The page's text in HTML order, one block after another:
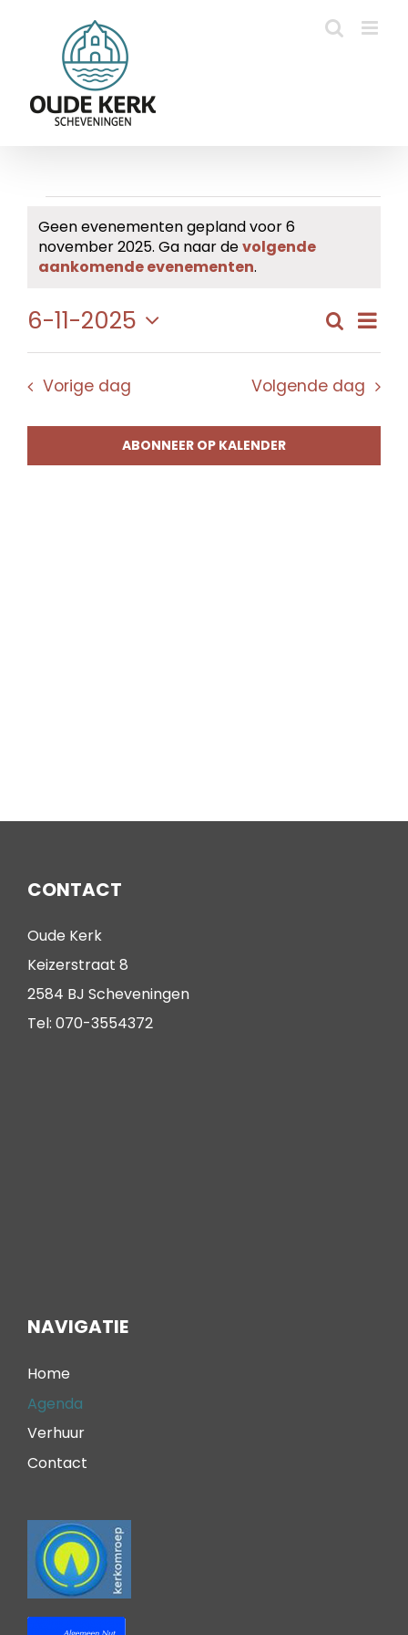
Evenementen
in
6
november
2025
Bericht
Geen evenementen gepland voor 6
november 2025. Ga naar devolgende
aankomende evenementen.
en
Zoeken
Dag
6-11-2025
Selecteer
datum.
Vorige dag Volgende dag
ABONNEER OP KALENDER
CONTACT
Oude Kerk
Keizerstraat 8
2584 BJ Scheveningen
Tel: 070-3554372
NAVIGATIE
Home
Agenda
Verhuur
Contact